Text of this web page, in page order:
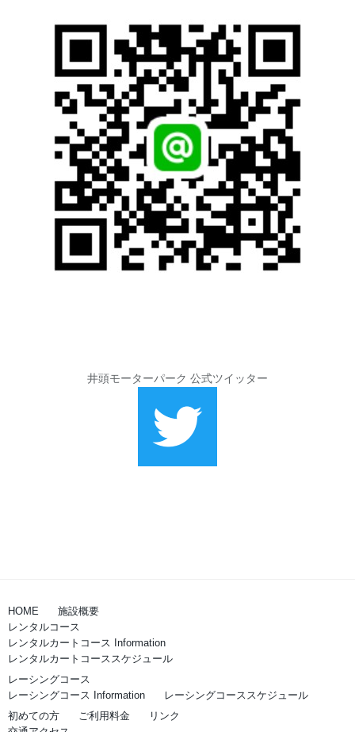
井頭モーターパーク 公式ツイッター
HOME
施設概要
レンタルコース
レンタルカートコース Information
レンタルカートコーススケジュール
レーシングコース
レーシングコース Information
レーシングコーススケジュール
初めての方
ご利用料金
リンク